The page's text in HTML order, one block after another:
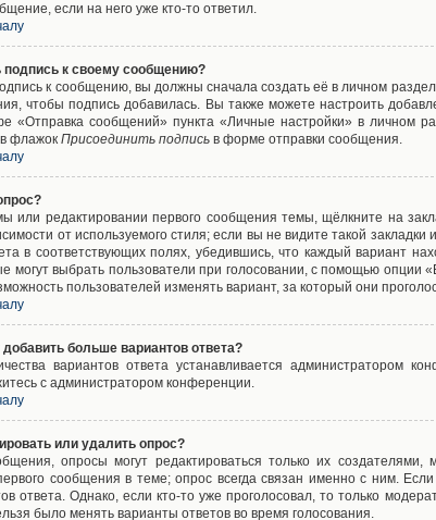
если на него уже кто-то ответил.
подпись к своему сообщению?
к сообщению, вы должны сначала создать её в личном
чтобы подпись добавилась. Вы также можете настроить
«Отправка сообщений» пункта «Личные настройки» в личном
флажок Присоединить подпись в форме отправки сообщения.
или редактировании первого сообщения темы, щёлкните на
от используемого стиля; если вы не видите такой
в соответствующих полях, убедившись, что каждый вариант
могут выбрать пользователи при голосовании, с помощью опции
пользователей изменять вариант, за который они
больше вариантов ответа?
вариантов ответа устанавливается администратором
с администратором конференции.
или удалить опрос?
опросы могут редактироваться только их
сообщения в теме; опрос всегда связан именно с ним.
ответа. Однако, если кто-то уже проголосовал, то только
было менять варианты ответов во время голосования.